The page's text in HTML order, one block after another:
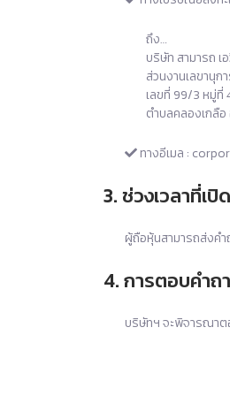
ถึง…
บริษัท สามารถ เ
ส่วนงานเลขานุก
เลขที่ 99/3 หมู่ที่
ตำบลคลองเกลือ
ทางอีเมล :
3. ช่วงเวลาที่เ
ผู้ถือหุ้นสามารถส่งค
4. การตอบคำถ
บริษัทฯ จะพิจารณาต